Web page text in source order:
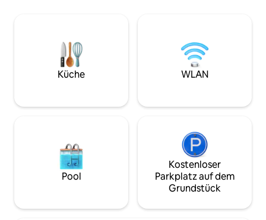
Nutzung. Wir können Besuche in
Weingütern und Verkostungen,
Kochkurse und private Abendessen
arrangieren. NEUER Whirlpool mit Blick
einheimischen Gastgeber!
Weinprobe oder
Gäste unserer 4
Uhr haben kann,
Voraus bucht Großer kostenloser
Küche WLAN
Pool
Kostenloser
Parkplatz auf dem
Grundstück